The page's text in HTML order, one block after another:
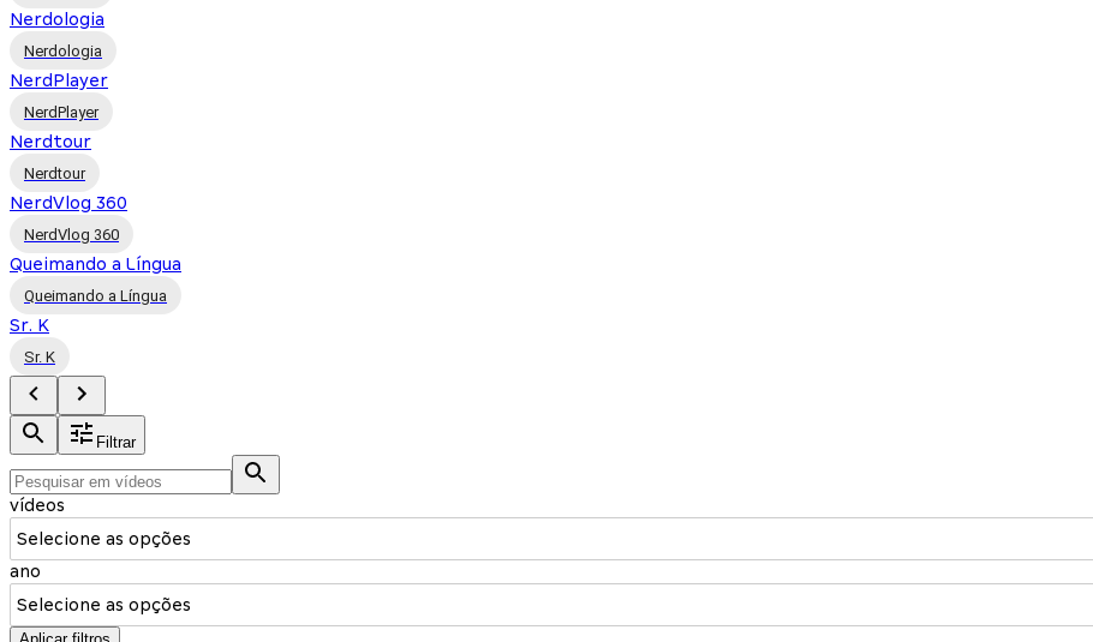
Nerdologia
Nerdologia
NerdPlayer
NerdPlayer
Nerdtour
Nerdtour
NerdVlog 360
NerdVlog 360
Queimando a Língua
Queimando a Língua
Sr. K
Sr. K
Filtrar
vídeos
Selecione as opções
ano
Selecione as opções